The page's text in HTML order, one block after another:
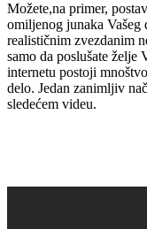
Možete,na primer,
omiljenog junaka Vašeg
realističnim zvezdanim
samo da poslušate želje
internetu postoji
delo. Jedan zanimljiv
sledećem videu.